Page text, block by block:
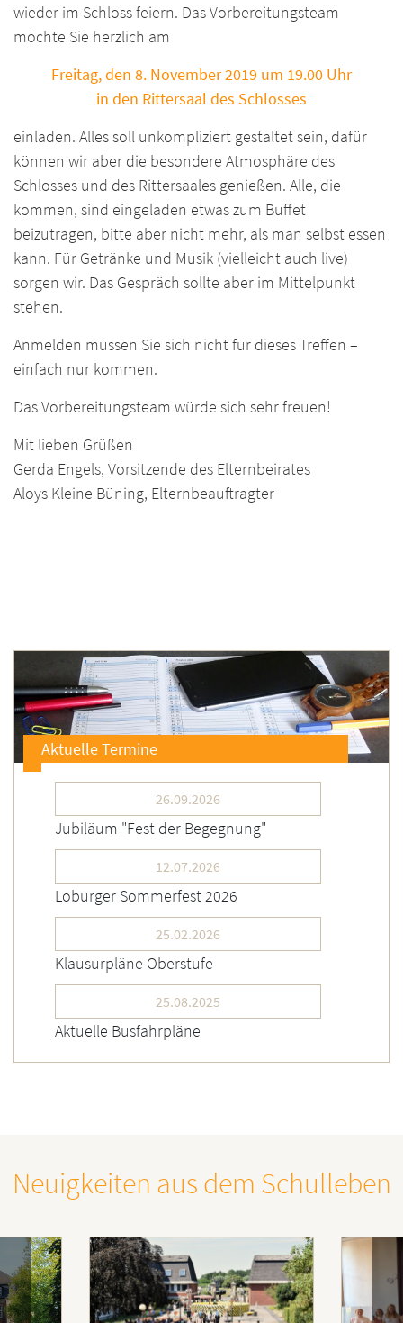
wieder im Schloss feiern. Das Vorbereitungsteam
möchte Sie herzlich am
Freitag, den 8. November 2019 um 19.00 Uhr
in den Rittersaal des Schlosses
einladen. Alles soll unkompliziert gestaltet sein, dafür
können wir aber die besondere Atmosphäre des
Schlosses und des Rittersaales genießen. Alle, die
kommen, sind eingeladen etwas zum Buffet
beizutragen, bitte aber nicht mehr, als man selbst essen
kann. Für Getränke und Musik (vielleicht auch live)
sorgen wir. Das Gespräch sollte aber im Mittelpunkt
stehen.
Anmelden müssen Sie sich nicht für dieses Treffen –
einfach nur kommen.
Das Vorbereitungsteam würde sich sehr freuen!
Mit lieben Grüßen
Gerda Engels, Vorsitzende des Elternbeirates
Aloys Kleine Büning, Elternbeauftragter
Aktuelle Termine
26.09.2026
Jubiläum "Fest der Begegnung"
12.07.2026
Loburger Sommerfest 2026
25.02.2026
Klausurpläne Oberstufe
25.08.2025
Aktuelle Busfahrpläne
Neuigkeiten aus dem Schulleben